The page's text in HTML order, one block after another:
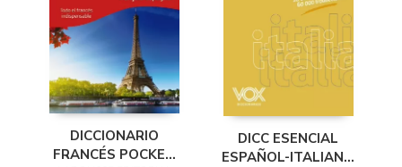
DICCIONARIO
FRANCÉS POCKET
DICC ESENCIAL
ESPAÑOL-ITALIANO